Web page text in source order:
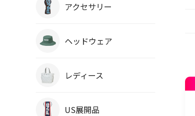
アクセサリー
ヘッドウェア
レディース
US展開品